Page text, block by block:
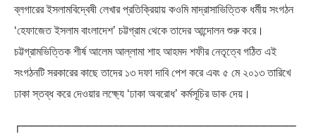
ব্লগারের ইসলামবিদ্বেষী লেখার প্রতিক্রিয়ায় কওমি মাদ্রাসাভিত্তিক ধর্মীয় সংগঠন
‘হেফাজেত ইসলাম বাংলাদেশ’ চট্টগ্রাম থেকে তাদের আন্দোলন শুরু করে।
চট্টগ্রামভিত্তিক শীর্ষ আলেম আল্লামা শাহ আহমদ শফীর নেতৃত্বে গঠিত এই
সংগঠনটি সরকারের কাছে তাদের ১৩ দফা দাবি পেশ করে এবং ৫ মে ২০১৩ তারিখে
ঢাকা স্তব্ধ করে দেওয়ার লক্ষ্যে ‘ঢাকা অবরোধ’ কর্মসূচির ডাক দেয়।
┌───────────────────────────────────────